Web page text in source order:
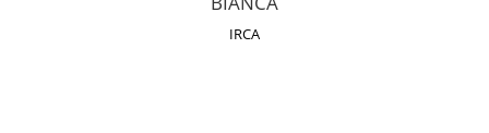
IRCA